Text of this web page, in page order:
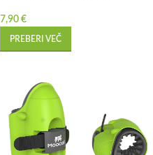
7,90 €
PREBERI VEČ